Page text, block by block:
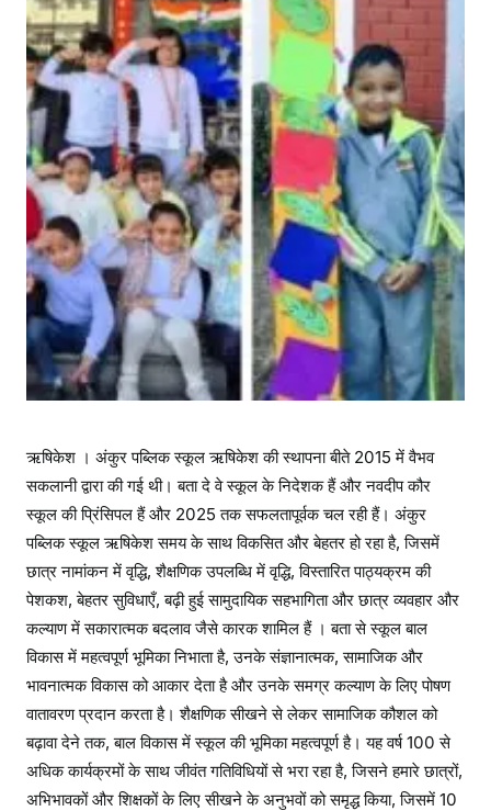
ऋषिकेश । अंकुर पब्लिक स्कूल ऋषिकेश की स्थापना बीते 2015 में वैभव
सकलानी द्वारा की गई थी। बता दे वे स्कूल के निदेशक हैं और नवदीप कौर
स्कूल की प्रिंसिपल हैं और 2025 तक सफलतापूर्वक चल रही हैं। अंकुर
पब्लिक स्कूल ऋषिकेश समय के साथ विकसित और बेहतर हो रहा है, जिसमें
छात्र नामांकन में वृद्धि, शैक्षणिक उपलब्धि में वृद्धि, विस्तारित पाठ्यक्रम की
पेशकश, बेहतर सुविधाएँ, बढ़ी हुई सामुदायिक सहभागिता और छात्र व्यवहार और
कल्याण में सकारात्मक बदलाव जैसे कारक शामिल हैं । बता से स्कूल बाल
विकास में महत्वपूर्ण भूमिका निभाता है, उनके संज्ञानात्मक, सामाजिक और
भावनात्मक विकास को आकार देता है और उनके समग्र कल्याण के लिए पोषण
वातावरण प्रदान करता है। शैक्षणिक सीखने से लेकर सामाजिक कौशल को
बढ़ावा देने तक, बाल विकास में स्कूल की भूमिका महत्वपूर्ण है। यह वर्ष 100 से
अधिक कार्यक्रमों के साथ जीवंत गतिविधियों से भरा रहा है, जिसने हमारे छात्रों,
अभिभावकों और शिक्षकों के लिए सीखने के अनुभवों को समृद्ध किया, जिसमें 10